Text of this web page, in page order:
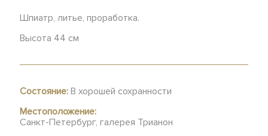
Шпиатр, литье, проработка.
Высота 44 см
Состояние: В хорошей сохранности
Местоположение:
Санкт-Петербург, галерея Трианон